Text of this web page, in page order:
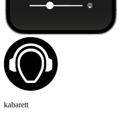
kabarett